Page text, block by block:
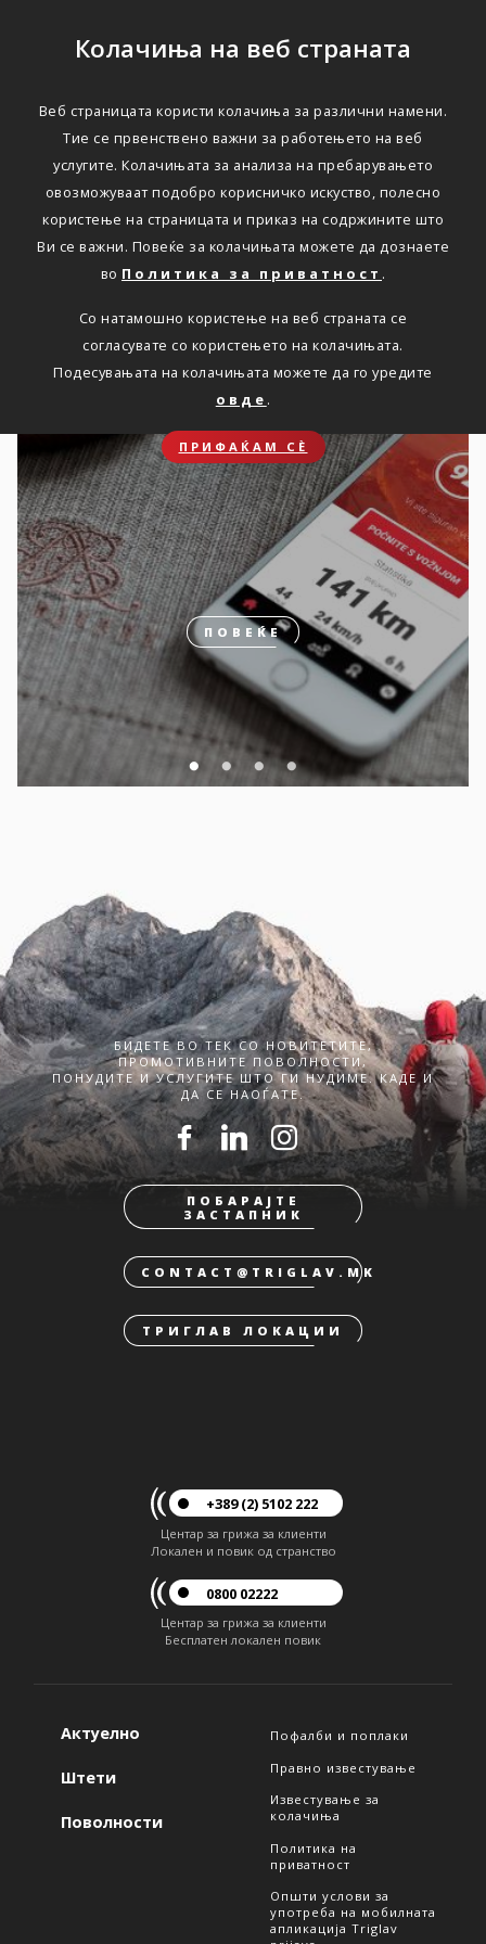
Колачиња на веб страната
Веб страницата користи колачиња за различни намени.
Тие се првенствено важни за работењето на веб
услугите. Колачињата за анализа на пребарувањето
овозможуваат подобро корисничко искуство, полесно
користење на страницата и приказ на содржините што
Ви се важни. Повеќе за колачињата можете да дознаете
во Политика за приватност .
Со натамошно користење на веб страната се
согласувате со користењето на колачињата.
Подесувањата на колачињата можете да го уредите
овде .
ПРИФАЌАМ СЀ
Актуелно
Новости
ПОВЕЌЕ
БИДЕТЕ ВО ТЕК СО НОВИТЕТИТЕ,
ПРОМОТИВНИТЕ ПОВОЛНОСТИ,
ПОНУДИТЕ И УСЛУГИТЕ ШТО ГИ НУДИМЕ. КАДЕ И
ДА СЕ НАОЃАТЕ.
ПОБАРАЈТЕ
ЗАСТАПНИК
CONTACT@TRIGLAV.MK
ТРИГЛАВ ЛОКАЦИИ
+389 (2) 5102 222
Центар за грижа за клиенти
Локален и повик од странство
0800 02222
Центар за грижа за клиенти
Бесплатен локален повик
Актуелно
Штети
Поволности
Пофалби и поплаки
Правно известување
Известување за
колачиња
Политика на
приватност
Општи услови за
употреба на мобилната
апликација Triglav